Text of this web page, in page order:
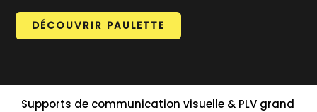
DÉCOUVRIR PAULETTE
Supports de communication visuelle & PLV grand